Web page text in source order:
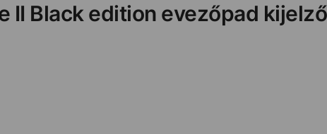
II Black edition evezőpad kijelző